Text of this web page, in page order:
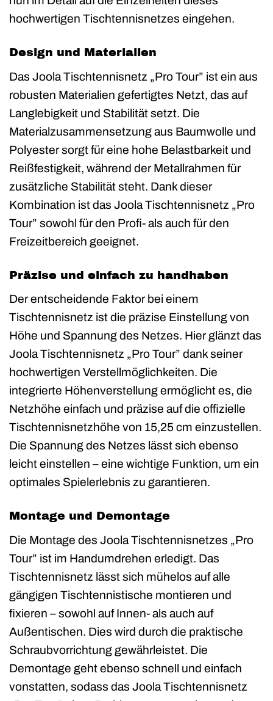
hochwertigen Tischtennisnetzes eingehen.
Design und Materialien
Das Joola Tischtennisnetz „Pro Tour” ist ein aus
robusten Materialien gefertigtes Netzt, das auf
Langlebigkeit und Stabilität setzt. Die
Materialzusammensetzung aus Baumwolle und
Polyester sorgt für eine hohe Belastbarkeit und
Reißfestigkeit, während der Metallrahmen für
zusätzliche Stabilität steht. Dank dieser
Kombination ist das Joola Tischtennisnetz „Pro
Tour” sowohl für den Profi- als auch für den
Freizeitbereich geeignet.
Präzise und einfach zu handhaben
Der entscheidende Faktor bei einem
Tischtennisnetz ist die präzise Einstellung von
Höhe und Spannung des Netzes. Hier glänzt das
Joola Tischtennisnetz „Pro Tour” dank seiner
hochwertigen Verstellmöglichkeiten. Die
integrierte Höhenverstellung ermöglicht es, die
Netzhöhe einfach und präzise auf die offizielle
Tischtennisnetzhöhe von 15,25 cm einzustellen.
Die Spannung des Netzes lässt sich ebenso
leicht einstellen – eine wichtige Funktion, um ein
optimales Spielerlebnis zu garantieren.
Montage und Demontage
Die Montage des Joola Tischtennisnetzes „Pro
Tour” ist im Handumdrehen erledigt. Das
Tischtennisnetz lässt sich mühelos auf alle
gängigen Tischtennistische montieren und
fixieren – sowohl auf Innen- als auch auf
Außentischen. Dies wird durch die praktische
Schraubvorrichtung gewährleistet. Die
Demontage geht ebenso schnell und einfach
vonstatten, sodass das Joola Tischtennisnetz